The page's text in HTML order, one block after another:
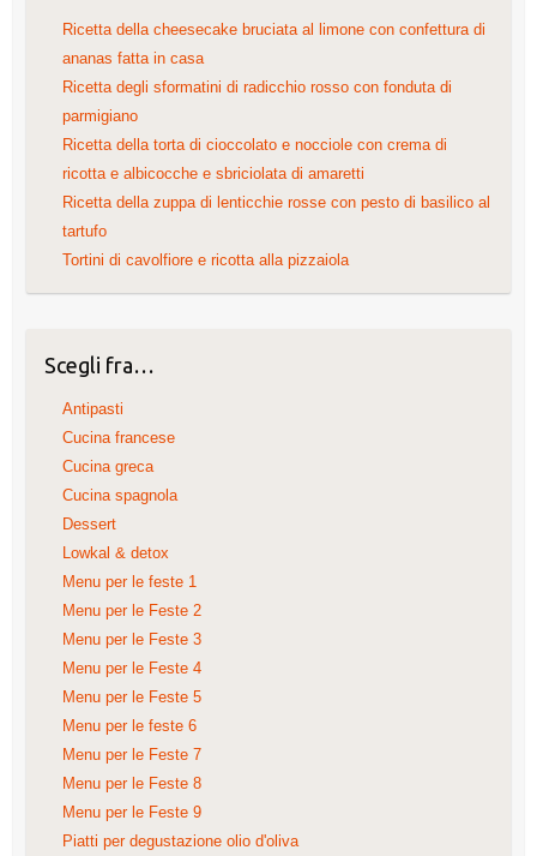
Ricetta della cheesecake bruciata al limone con confettura di
ananas fatta in casa
Ricetta degli sformatini di radicchio rosso con fonduta di
parmigiano
Ricetta della torta di cioccolato e nocciole con crema di
ricotta e albicocche e sbriciolata di amaretti
Ricetta della zuppa di lenticchie rosse con pesto di basilico al
tartufo
Tortini di cavolfiore e ricotta alla pizzaiola
Scegli fra…
Antipasti
Cucina francese
Cucina greca
Cucina spagnola
Dessert
Lowkal & detox
Menu per le feste 1
Menu per le Feste 2
Menu per le Feste 3
Menu per le Feste 4
Menu per le Feste 5
Menu per le feste 6
Menu per le Feste 7
Menu per le Feste 8
Menu per le Feste 9
Piatti per degustazione olio d'oliva